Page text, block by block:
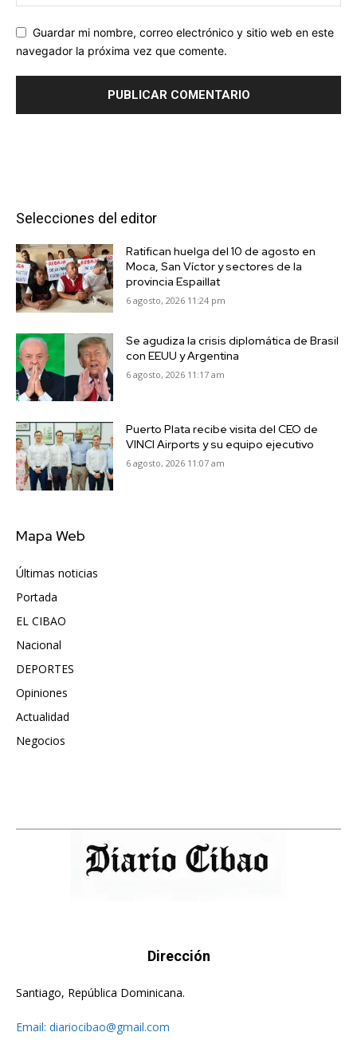
Guardar mi nombre, correo electrónico y sitio web en este
navegador la próxima vez que comente.
Selecciones del editor
Ratifican huelga del 10 de agosto en
Moca, San Víctor y sectores de la
provincia Espaillat
6 agosto, 2026 11:24 pm
Se agudiza la crisis diplomática de Brasil
con EEUU y Argentina
6 agosto, 2026 11:17 am
Puerto Plata recibe visita del CEO de
VINCI Airports y su equipo ejecutivo
6 agosto, 2026 11:07 am
Mapa Web
Últimas noticias
Portada
EL CIBAO
Nacional
DEPORTES
Opiniones
Actualidad
Negocios
Dirección
Santiago, República Dominicana.
Email: diariocibao@gmail.com